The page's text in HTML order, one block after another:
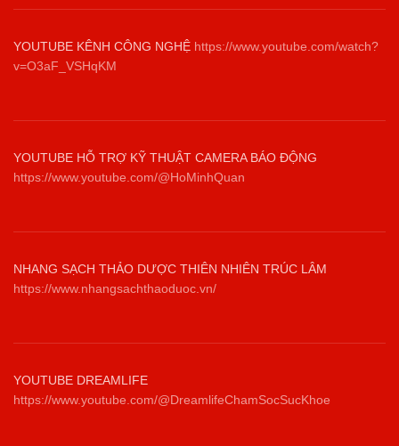
YOUTUBE KÊNH CÔNG NGHỆ https://www.youtube.com/watch?
v=O3aF_VSHqKM
YOUTUBE HỖ TRỢ KỸ THUẬT CAMERA BÁO ĐỘNG
https://www.youtube.com/@HoMinhQuan
NHANG SẠCH THẢO DƯỢC THIÊN NHIÊN TRÚC LÂM
https://www.nhangsachthaoduoc.vn/
YOUTUBE DREAMLIFE
https://www.youtube.com/@DreamlifeChamSocSucKhoe